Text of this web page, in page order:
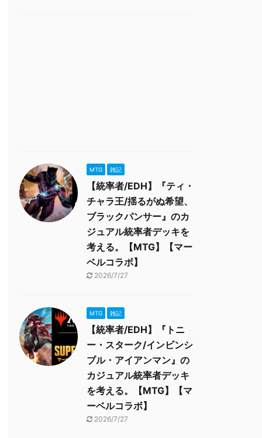
MTG 雑記
【統率者/EDH】『ティ・
チャラ王/揺るがぬ希望、
ブラックパンサー』のカ
ジュアル統率者デッキを
考える。【MTG】【マー
ベルコラボ】
2026/7/27
MTG 雑記
【統率者/EDH】『トニ
ー・スターク/インビンシ
ブル・アイアンマン』の
カジュアル統率者デッキ
を考える。【MTG】【マ
ーベルコラボ】
2026/7/27